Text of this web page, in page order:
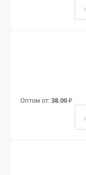
Оптом от: 38.00 ₽